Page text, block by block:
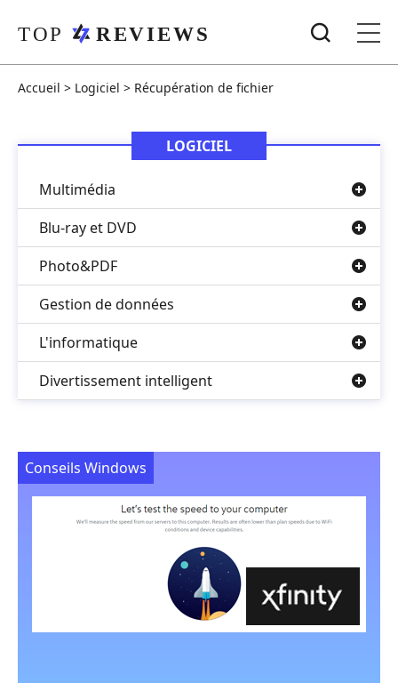
Accueil > Logiciel > Récupération de fichier
LOGICIEL
Multimédia
Blu-ray et DVD
Photo&PDF
Gestion de données
L'informatique
Divertissement intelligent
Conseils Windows